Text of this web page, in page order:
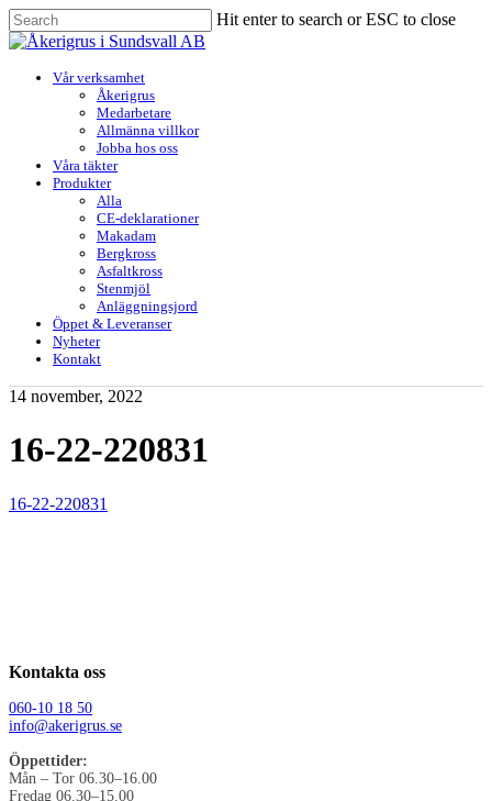
Skip
to
content
Hit enter to search or ESC to close
Close
Menu
Vår verksamhet
Åkerigrus
Medarbetare
Allmänna villkor
Jobba hos oss
Våra täkter
Produkter
Alla
CE-deklarationer
Makadam
Bergkross
Asfaltkross
Stenmjöl
Anläggningsjord
Öppet & Leveranser
Nyheter
Kontakt
14 november, 2022
16-22-220831
16-22-220831
Kontakta oss
060-10 18 50
info@akerigrus.se
Öppettider:
Mån – Tor 06.30–16.00
Fredag 06.30–15.00